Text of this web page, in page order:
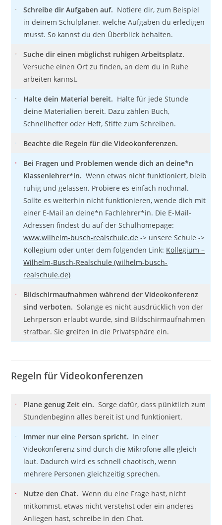
Schreibe dir Aufgaben auf. Notiere dir, zum Beispiel
in deinem Schulplaner, welche Aufgaben du erledigen
musst. So kannst du den Überblick behalten.
Suche dir einen möglichst ruhigen Arbeitsplatz.
Versuche einen Ort zu finden, an dem du in Ruhe
arbeiten kannst.
Halte dein Material bereit. Halte für jede Stunde
deine Materialien bereit. Dazu zählen Buch,
Schnellhefter oder Heft, Stifte zum Schreiben.
Beachte die Regeln für die Videokonferenzen.
Bei Fragen und Problemen wende dich an deine*n
Klassenlehrer*in. Wenn etwas nicht funktioniert, bleib
ruhig und gelassen. Probiere es einfach nochmal.
Sollte es weiterhin nicht funktionieren, wende dich mit
einer E-Mail an deine*n Fachlehrer*in. Die E-Mail-
Adressen findest du auf der Schulhomepage:
www.wilhelm-busch-realschule.de -> unsere Schule ->
Kollegium oder unter dem folgenden Link: Kollegium –
Wilhelm-Busch-Realschule (wilhelm-busch-
realschule.de)
Bildschirmaufnahmen während der Videokonferenz
sind verboten. Solange es nicht ausdrücklich von der
Lehrperson erlaubt wurde, sind Bildschirmaufnahmen
strafbar. Sie greifen in die Privatsphäre ein.
Regeln für Videokonferenzen
Plane genug Zeit ein. Sorge dafür, dass pünktlich zum
Stundenbeginn alles bereit ist und funktioniert.
Immer nur eine Person spricht. In einer
Videokonferenz sind durch die Mikrofone alle gleich
laut. Dadurch wird es schnell chaotisch, wenn
mehrere Personen gleichzeitig sprechen.
Nutze den Chat. Wenn du eine Frage hast, nicht
mitkommst, etwas nicht verstehst oder ein anderes
Anliegen hast, schreibe in den Chat.